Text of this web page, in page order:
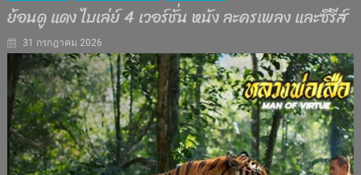
ย้อนดู แดง ไบเล่ย์ 4 เวอร์ชั่น หนัง ละครเพลง และซีรีส์
31 กรกฎาคม 2026